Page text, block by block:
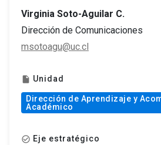
Virginia Soto-Aguilar C.
Dirección de Comunicaciones
msotoagu@uc.cl
insert_drive_file Unidad
Dirección de Aprendizaje y
Académico
check_circle_outline Eje estratégico